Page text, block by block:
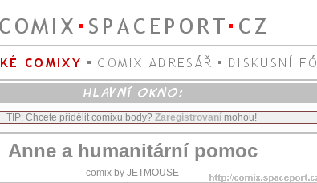
TIP: Chcete přidělit comixu body? Zaregistrovaní mohou!
Anne a humanitární pomoc
comix by JETMOUSE